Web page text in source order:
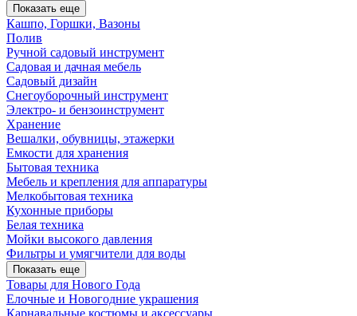
Показать еще
Кашпо, Горшки, Вазоны
Полив
Ручной садовый инструмент
Садовая и дачная мебель
Садовый дизайн
Снегоуборочный инструмент
Электро- и бензоинструмент
Хранение
Вешалки, обувницы, этажерки
Емкости для хранения
Бытовая техника
Мебель и крепления для аппаратуры
Мелкобытовая техника
Кухонные приборы
Белая техника
Мойки высокого давления
Фильтры и умягчители для воды
Показать еще
Товары для Нового Года
Елочные и Новогодние украшения
Карнавальные костюмы и аксессуары